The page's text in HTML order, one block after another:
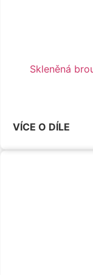
Skleněná
VÍCE O DÍLE